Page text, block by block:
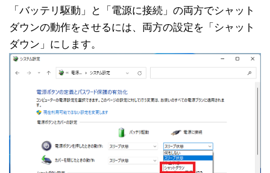
「バッテリ駆動」と「電源に接続」の両方でシャット
ダウンの動作をさせるには、両方の設定を「シャット
ダウン」にします。